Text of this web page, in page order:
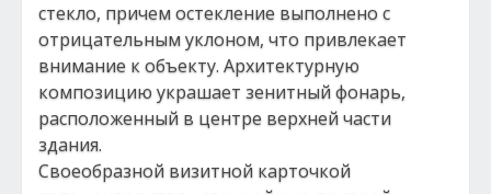
стекло, причем остекление выполнено с
отрицательным уклоном, что привлекает
внимание к объекту. Архитектурную
композицию украшает зенитный фонарь,
расположенный в центре верхней части
здания.
Своеобразной визитной карточкой